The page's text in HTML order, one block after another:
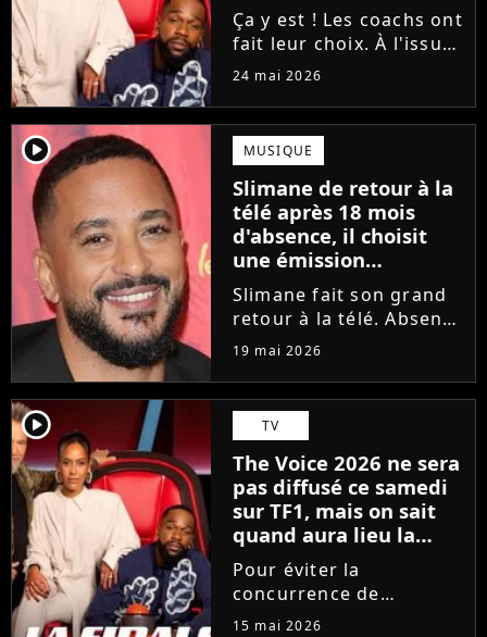
Ça y est ! Les coachs ont
fait leur choix. À l'issue
d'une demi-finale
exceptionnels et des
moments forts, Amel
Bent, Tayc, Lara Fabian
et Florent Pagny ont
désigné...
24 mai 2026
player2 MUSIQUE
Slimane de retour à la
télé après 18 mois
d'absence, il choisit
une émission
symbolique
Slimane fait son grand
retour à la télé. Absent
des écrans et des ondes
raison des accusations
portées contre lui, le
chanteur a choisi une
émission hautement
symbolique...
19 mai 2026
player2 TV
The Voice 2026 ne sera
pas diffusé ce samedi
sur TF1, mais on sait
quand aura lieu la
grande finale
Pour éviter la
concurrence de
l'Eurovision sur France
15 mai 2026